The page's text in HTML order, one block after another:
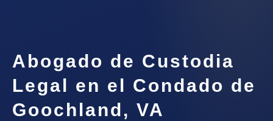
Abogado de Custodia
Legal en el Condado de
Goochland, VA